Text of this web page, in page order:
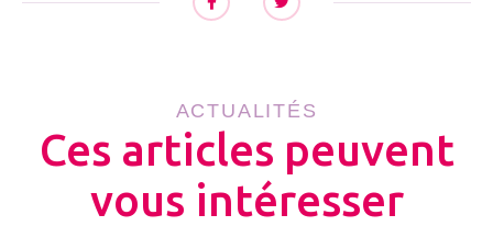
ACTUALITÉS
Ces articles peuvent
vous intéresser